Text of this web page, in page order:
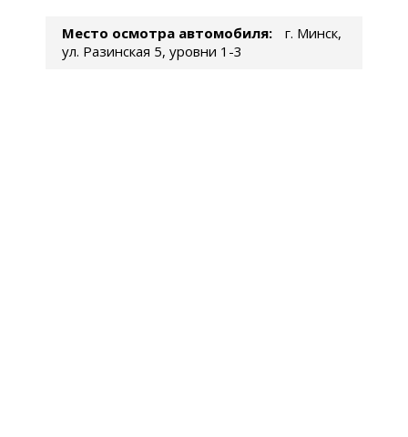
Место осмотра автомобиля:
г. Минск,
ул. Разинская 5, уровни 1-3